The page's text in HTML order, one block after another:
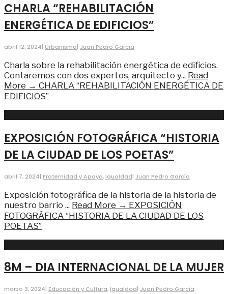
CHARLA “REHABILITACIÓN
ENERGÉTICA DE EDIFICIOS”
abril 12, 2024| Urbanismo| Juan Pedro García
Charla sobre la rehabilitación energética de edificios.
Contaremos con dos expertos, arquitecto y... Read
More → CHARLA “REHABILITACIÓN ENERGÉTICA DE
EDIFICIOS”
EXPOSICIÓN FOTOGRÁFICA “HISTORIA
DE LA CIUDAD DE LOS POETAS”
abril 7, 2024| Fraternidad y Apoyo, Igualdad| Juan Pedro García
Exposición fotográfica de la historia de la historia de
nuestro barrio ... Read More → EXPOSICIÓN
FOTOGRÁFICA “HISTORIA DE LA CIUDAD DE LOS
POETAS”
8M – DIA INTERNACIONAL DE LA MUJER
marzo 3, 2024| Educación y Cultura, Igualdad| Juan Pedro García